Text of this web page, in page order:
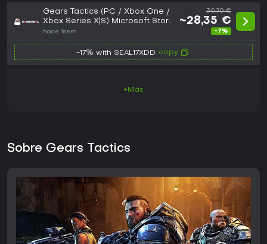
Gears Tactics (PC / Xbox One /
Xbox Series X|S) Microsoft Store
Key - EU
hace 1sem
30,70 €
~28,35 €
-7%
-17% with SEAL17XDD copy
+Más
Sobre Gears Tactics